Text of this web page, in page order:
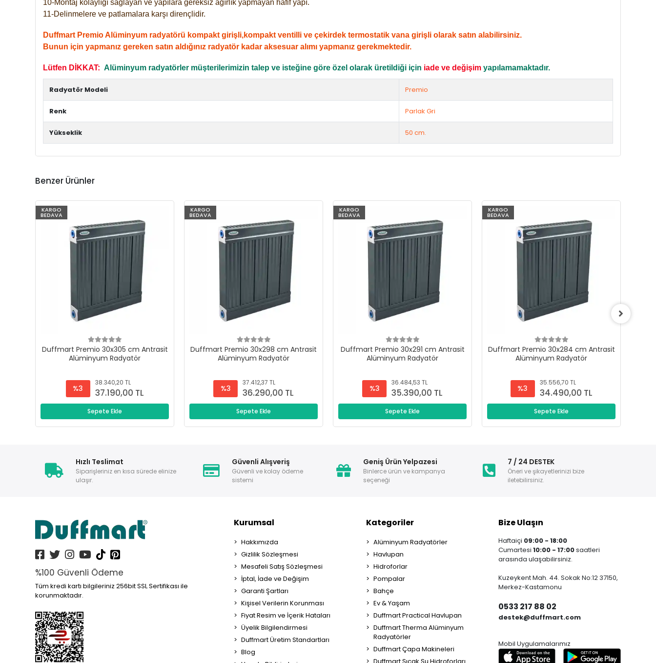
10-Montaj kolaylığı sağlayan ve yapılara gereksiz ağırlık yapmayan hafif yapı.
11-Delinmelere ve patlamalara karşı dirençlidir.
Duffmart Premio Alüminyum radyatörü kompakt girişli,kompakt ventilli ve çekirdek termostatik vana girişli olarak satın alabilirsiniz.
Bunun için yapmanız gereken satın aldığınız radyatör kadar aksesuar alımı yapmanız gerekmektedir.
Lütfen DİKKAT: Alüminyum radyatörler müşterilerimizin talep ve isteğine göre özel olarak üretildiği için iade ve değişim yapılamamaktadır.
Radyatör Modeli Premio
Renk Parlak Gri
Yükseklik 50 cm.
Benzer Ürünler
KARGO
BEDAVA
Duffmart Premio 30x305 cm Antrasit
Alüminyum Radyatör
%3
38.340,20 TL
37.190,00 TL
Sepete Ekle
KARGO
BEDAVA
Duffmart Premio 30x298 cm Antrasit
Alüminyum Radyatör
%3
37.412,37 TL
36.290,00 TL
Sepete Ekle
KARGO
BEDAVA
Duffmart Premio 30x291 cm Antrasit
Alüminyum Radyatör
%3
36.484,53 TL
35.390,00 TL
Sepete Ekle
KARGO
BEDAVA
Duffmart Premio 30x284 cm Antrasit
Alüminyum Radyatör
%3
35.556,70 TL
34.490,00 TL
Sepete Ekle
Hızlı Teslimat
Siparişleriniz en kısa sürede elinize
ulaşır.
Güvenli Alışveriş
Güvenli ve kolay ödeme
sistemi
Geniş Ürün Yelpazesi
Binlerce ürün ve kampanya
seçeneği
7 / 24 DESTEK
Öneri ve şikayetlerinizi bize
iletebilirsiniz.
%100 Güvenli Ödeme
Tüm kredi kartı bilgileriniz 256bit SSL Sertifikası ile
korunmaktadır.
Kurumsal
Hakkımızda
Gizlilik Sözleşmesi
Mesafeli Satış Sözleşmesi
İptal, İade ve Değişim
Garanti Şartları
Kişisel Verilerin Korunması
Fiyat Resim ve İçerik Hataları
Üyelik Bilgilendirmesi
Duffmart Üretim Standartları
Blog
Kategoriler
Alüminyum Radyatörler
Havlupan
Hidroforlar
Pompalar
Bahçe
Ev & Yaşam
Duffmart Practical Havlupan
Duffmart Therma Alüminyum
Radyatörler
Duffmart Çapa Makineleri
Bize Ulaşın
Haftaiçi 09:00 - 18:00
Cumartesi 10:00 - 17:00saatleri
arasında ulaşabilirsiniz.
Kuzeykent Mah. 44. Sokak No:12 37150,
Merkez-Kastamonu
0533 217 88 02
destek@duffmart.com
Mobil Uygulamalarımız